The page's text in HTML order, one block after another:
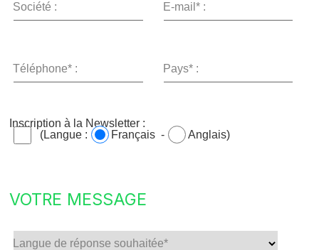
Société : E-mail* :
Téléphone* : Pays* :
Inscription à la Newsletter :
(Langue :
Français - Anglais)
VOTRE MESSAGE
Langue de réponse souhaitée*